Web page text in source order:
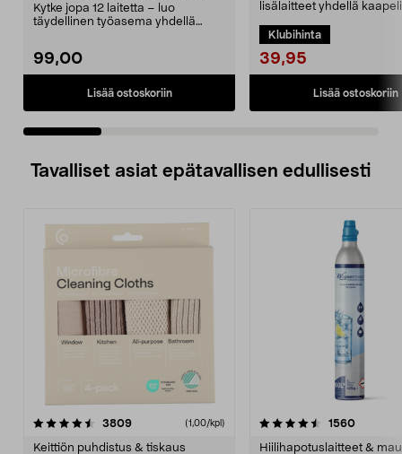
Kytke jopa 12 laitetta – luo
täydellinen työasema yhdellä
99,00
Lisää ostoskoriin
lisälaitteet yhdellä
Klubihinta
39,95
Lisää ostoskoriin
Tavalliset asiat epätavallisen edullisesti
3809arvostelut (1,00/kpl)
Keittiön puhdistus & tiskaus
4.5viidestä
1560
Hiilihapotuslaitteet &
4.5viidestä